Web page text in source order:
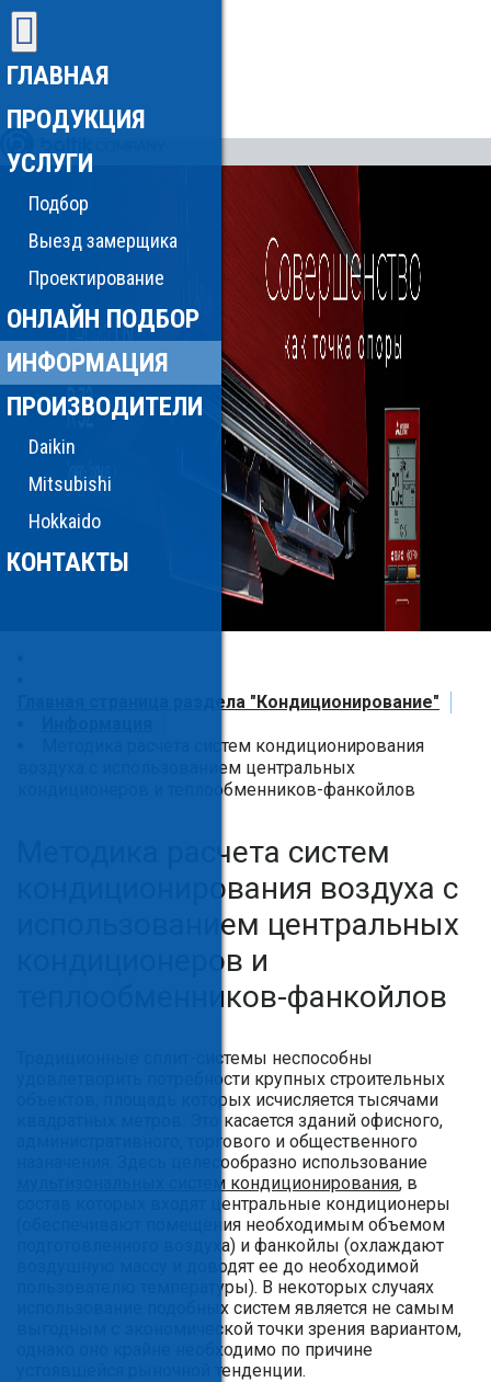
ГЛАВНАЯ
ПРОДУКЦИЯ
УСЛУГИ
Подбор
Выезд замерщика
Проектирование
ОНЛАЙН ПОДБОР
ИНФОРМАЦИЯ
ПРОИЗВОДИТЕЛИ
Daikin
Mitsubishi
Hokkaido
КОНТАКТЫ
Главная страница раздела "Кондиционирование"
Методика расчета систем кондиционирования
воздуха с использованием центральных
кондиционеров и теплообменников-фанкойлов
Методика расчета систем
кондиционирования воздуха с
использованием центральных
кондиционеров и
теплообменников-фанкойлов
Традиционные сплит-системы неспособны
удовлетворить потребности крупных строительных
объектов, площадь которых исчисляется тысячами
квадратных метров. Это касается зданий офисного,
административного, торгового и общественного
назначения. Здесь целесообразно использование
мультизональных систем кондиционирования, в
состав которых входят центральные кондиционеры
(обеспечивают помещения необходимым объемом
подготовленного воздуха) и фанкойлы (охлаждают
воздушную массу и доводят ее до необходимой
пользователю температуры). В некоторых случаях
использование подобных систем является не самым
выгодным с экономической точки зрения вариантом,
однако оно крайне необходимо по причине
устоявшейся рыночной тенденции.